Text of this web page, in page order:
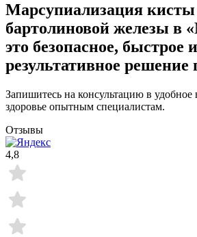
Марсупиализация кисты
бартолиновой железы в
это безопасное, быстрое и
результативное
Запишитесь на консультацию в удобное
здоровье опытным специалистам.
Отзывы
4,8